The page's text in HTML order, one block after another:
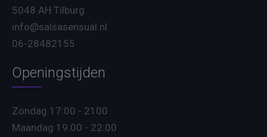
5048 AH Tilburg
info@salsasensual.nl
06-28482155
Openingstijden
Zondag 17:00 - 2100
Maandag 19:00 - 22:00